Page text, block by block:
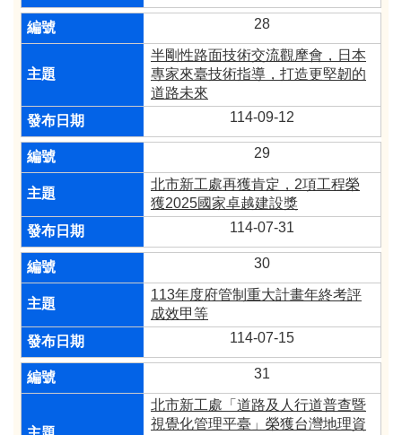
28
半剛性路面技術交流觀摩會，日本
專家來臺技術指導，打造更堅韌的
道路未來
114-09-12
29
北市新工處再獲肯定，2項工程榮
獲2025國家卓越建設獎
114-07-31
30
113年度府管制重大計畫年終考評
成效甲等
114-07-15
31
北市新工處「道路及人行道普查暨
視覺化管理平臺」榮獲台灣地理資